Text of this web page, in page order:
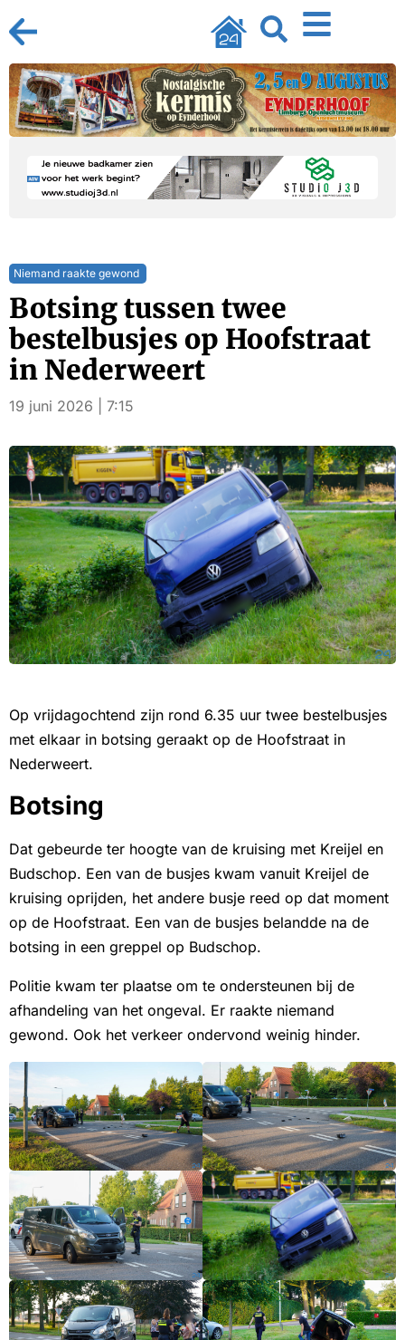
Niemand raakte gewond
Botsing tussen twee
bestelbusjes op Hoofstraat
in Nederweert
19 juni 2026 | 7:15
Op vrijdagochtend zijn rond 6.35 uur twee bestelbusjes
met elkaar in botsing geraakt op de Hoofstraat in
Nederweert.
Botsing
Dat gebeurde ter hoogte van de kruising met Kreijel en
Budschop. Een van de busjes kwam vanuit Kreijel de
kruising oprijden, het andere busje reed op dat moment
op de Hoofstraat. Een van de busjes belandde na de
botsing in een greppel op Budschop.
Politie kwam ter plaatse om te ondersteunen bij de
afhandeling van het ongeval. Er raakte niemand
gewond. Ook het verkeer ondervond weinig hinder.